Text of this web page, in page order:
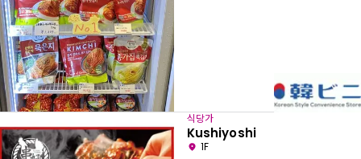
식당가
Kushiyoshi
1F